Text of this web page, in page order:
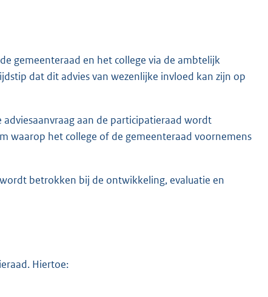
gemeenteraad en het college via de ambtelijk
dat dit advies van wezenlijke invloed kan zijn op
aan de participatieraad wordt
waarop het college of de gemeenteraad voornemens
betrokken bij de ontwikkeling, evaluatie en
Hiertoe: